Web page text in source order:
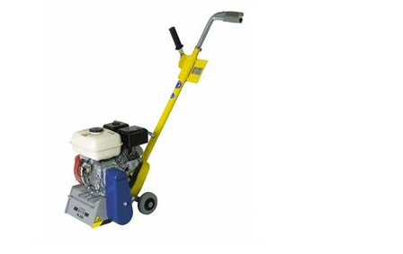
maximum. Il existe des lamelles adaptées
à chaque défi. La VA 25 S est disponible
en version essence ou électrique. Très
éprouvée comme fraiseuse de
démarcation dans les entreprises de
marquage. Largeur de travail : 250 mm
Poids : env. 95 - 105 kg (210 - 230 lbs)
Fonctionnement : Essence Honda
Puissance : 6 kW Largeur de travail : 250
mm (10'') Distance au mur : 67 mm (2.6'')
Dimensions : 950 x 455 x 1165 mm (37 x
18 x 46'') Équipement standard : Lamelles